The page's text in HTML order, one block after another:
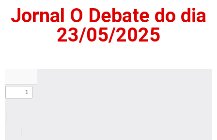
Jornal O Debate do dia
23/05/2025